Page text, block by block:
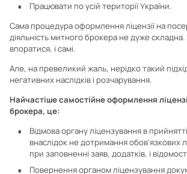
Працювати по усій території України.
Сама процедура оформлення ліцензії на
діяльність митного брокера не дуже
впоратися, і самі.
Але, на превеликий жаль, нерідко такий
негативних наслідків і розчарування.
Найчастіше самостійне оформлення
брокера, це:
Відмова органу ліцензування в
внаслідок не дотримання обов'язкових
при заповненні заяв, додатків, і
Повернення органом ліцензування